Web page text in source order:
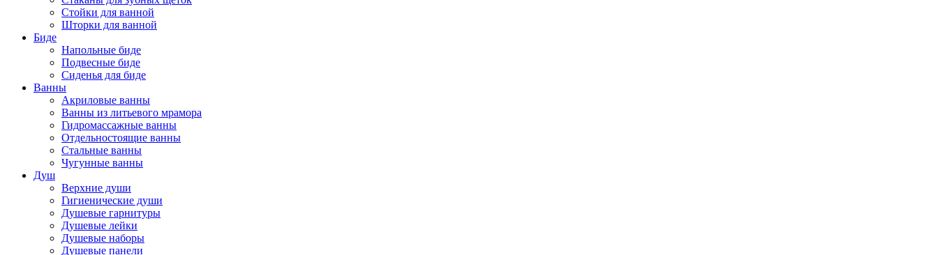
Стойки для ванной
Шторки для ванной
Биде
Напольные биде
Подвесные биде
Сиденья для биде
Ванны
Акриловые ванны
Ванны из литьевого мрамора
Гидромассажные ванны
Отдельностоящие ванны
Стальные ванны
Чугунные ванны
Душ
Верхние души
Гигиенические души
Душевые гарнитуры
Душевые лейки
Душевые наборы
Душевые панели